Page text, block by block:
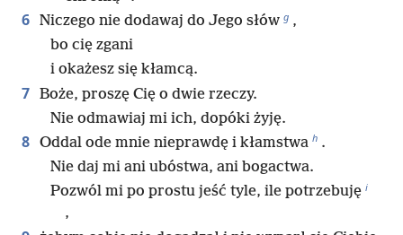
6 Niczego nie dodawaj do Jego słów g ,
bo cię zgani
i okażesz się kłamcą.
7 Boże, proszę Cię o dwie rzeczy.
Nie odmawiaj mi ich, dopóki żyję.
8 Oddal ode mnie nieprawdę i kłamstwa h .
Nie daj mi ani ubóstwa, ani bogactwa.
Pozwól mi po prostu jeść tyle, ile potrzebuję i
,